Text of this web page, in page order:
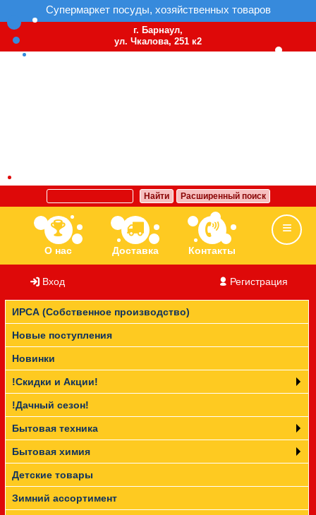
Супермаркет посуды, хозяйственных товаров
г. Барнаул,
ул. Чкалова, 251 к2
Найти Расширенный поиск
О нас Доставка Контакты
Ассортимент Бренды Вакансии
Прайс-лист
Вход Регистрация
ИРСА (Собственное производство)
Новые поступления
Новинки
!Скидки и Акции!
!Дачный сезон!
Бытовая техника
Бытовая химия
Детские товары
Зимний ассортимент